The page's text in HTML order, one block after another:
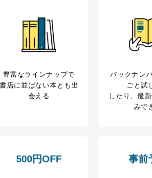
ティングシステムを最新の状態に保持していま
ティ対策ソフトウェア等を導入し、自動更新
善
機会を通じて、個人情報保護マネジメントシ
メントシステムに関するご相談及び苦情につ
豊富なラインナップで
書店に並ばない本とも出
会える
バックナン
ごと試
したり、最
みで
500円OFF 事前